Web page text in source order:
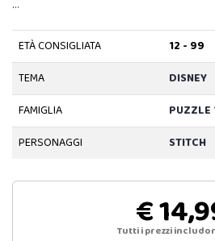
…
ETÀ CONSIGLIATA
12 - 99
TEMA
DISNEY
FAMIGLIA
PERSONAGGI
STITCH
€
Tutti i prezzi